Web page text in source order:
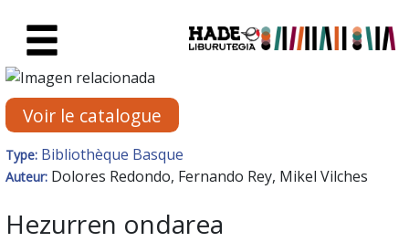
Fiche de Nouveaux Livres -
Voir le catalogue
Type: Bibliothèque Basque
Auteur: Dolores Redondo, Fernando Rey, Mikel Vilches
Hezurren ondarea